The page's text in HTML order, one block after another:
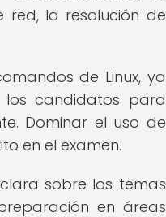
red, la resolución de
de Linux, ya
candidatos para
Dominar el uso de
en el examen.
sobre los temas
en áreas